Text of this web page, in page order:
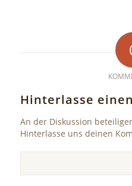
Hinterlasse
An der Diskussion
Hinterlasse uns deinen